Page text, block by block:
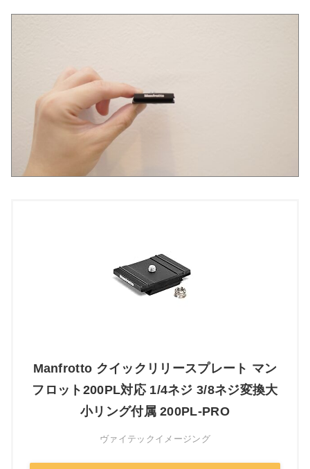
Manfrotto クイックリリースプレート マン
フロット200PL対応 1/4ネジ 3/8ネジ変換大
小リング付属 200PL-PRO
ヴァイテックイメージング